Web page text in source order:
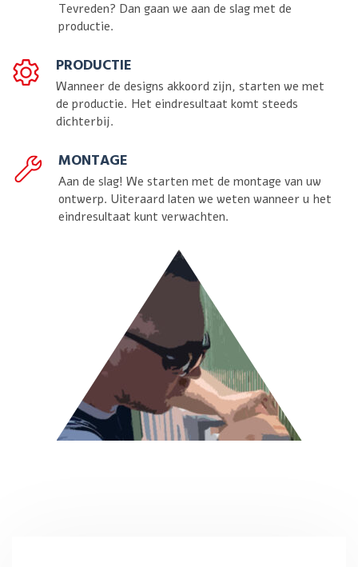
Tevreden? Dan gaan we aan de slag met de
productie.
PRODUCTIE
Wanneer de designs akkoord zijn, starten we met
de productie. Het eindresultaat komt steeds
dichterbij.
MONTAGE
Aan de slag! We starten met de montage van uw
ontwerp. Uiteraard laten we weten wanneer u het
eindresultaat kunt verwachten.